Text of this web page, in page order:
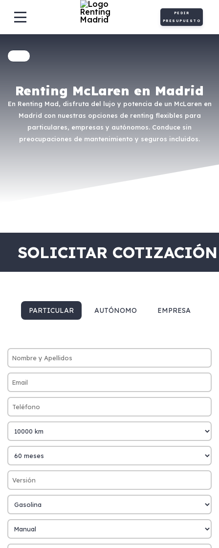
PEDIR
PRESUPUESTO
Renting McLaren en Madrid
En Renting Mad, disfruta del lujo y potencia de un McLaren en
Madrid con nuestras opciones de renting flexibles para
particulares, empresas y autónomos. Conduce sin
preocupaciones de mantenimiento y seguros incluidos.
SOLICITAR COTIZACIÓN
PARTICULAR AUTÓNOMO EMPRESA